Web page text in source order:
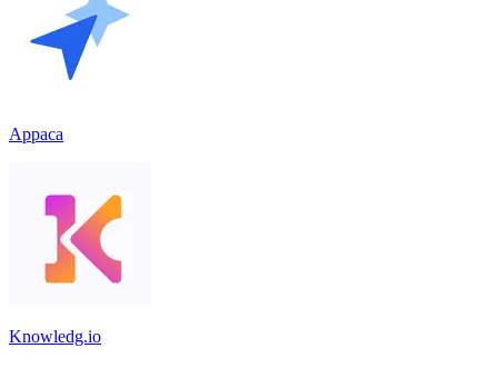
Appaca
Knowledg.io